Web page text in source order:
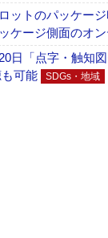
トのパッケー
ケージ側面のオ
日「点字・触知
可能
SDGs・地域